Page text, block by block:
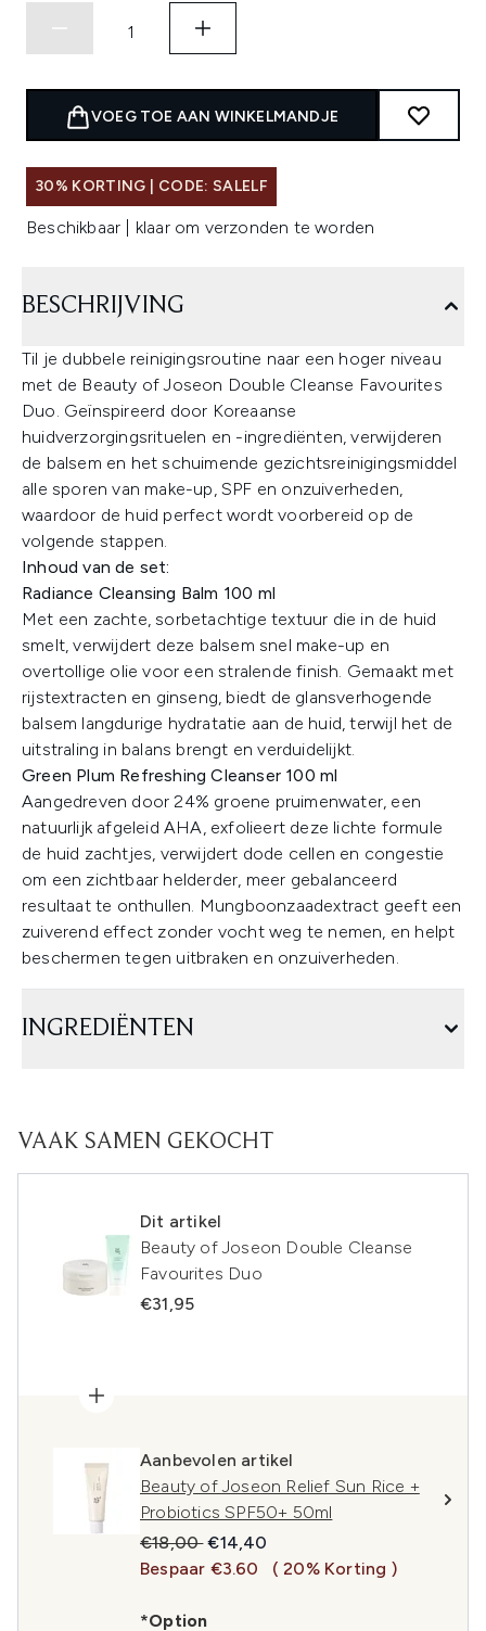
VOEG TOE AAN WINKELMANDJE
30% KORTING | CODE: SALELF
Beschikbaar | klaar om verzonden te worden
BESCHRIJVING
Til je dubbele reinigingsroutine naar een hoger niveau
met de Beauty of Joseon Double Cleanse Favourites
Duo. Geïnspireerd door Koreaanse
huidverzorgingsrituelen en -ingrediënten, verwijderen
de balsem en het schuimende gezichtsreinigingsmiddel
alle sporen van make-up, SPF en onzuiverheden,
waardoor de huid perfect wordt voorbereid op de
volgende stappen.
Inhoud van de set:
Radiance Cleansing Balm 100 ml
Met een zachte, sorbetachtige textuur die in de huid
smelt, verwijdert deze balsem snel make-up en
overtollige olie voor een stralende finish. Gemaakt met
rijstextracten en ginseng, biedt de glansverhogende
balsem langdurige hydratatie aan de huid, terwijl het de
uitstraling in balans brengt en verduidelijkt.
Green Plum Refreshing Cleanser 100 ml
Aangedreven door 24% groene pruimenwater, een
natuurlijk afgeleid AHA, exfolieert deze lichte formule
de huid zachtjes, verwijdert dode cellen en congestie
om een zichtbaar helderder, meer gebalanceerd
resultaat te onthullen. Mungboonzaadextract geeft een
zuiverend effect zonder vocht weg te nemen, en helpt
beschermen tegen uitbraken en onzuiverheden.
INGREDIËNTEN
VAAK SAMEN GEKOCHT
Dit artikel
Beauty of Joseon Double Cleanse
Favourites Duo
€31,95
Aanbevolen artikel
Beauty of Joseon Relief Sun Rice +
Probiotics SPF50+ 50ml
Recommended Retail Price:
€18,00Huidige prijs:
€14,40
Bespaar €3.60
( 20% Korting )
*Option